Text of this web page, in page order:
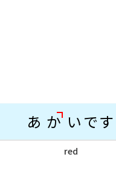
あ か いです
red